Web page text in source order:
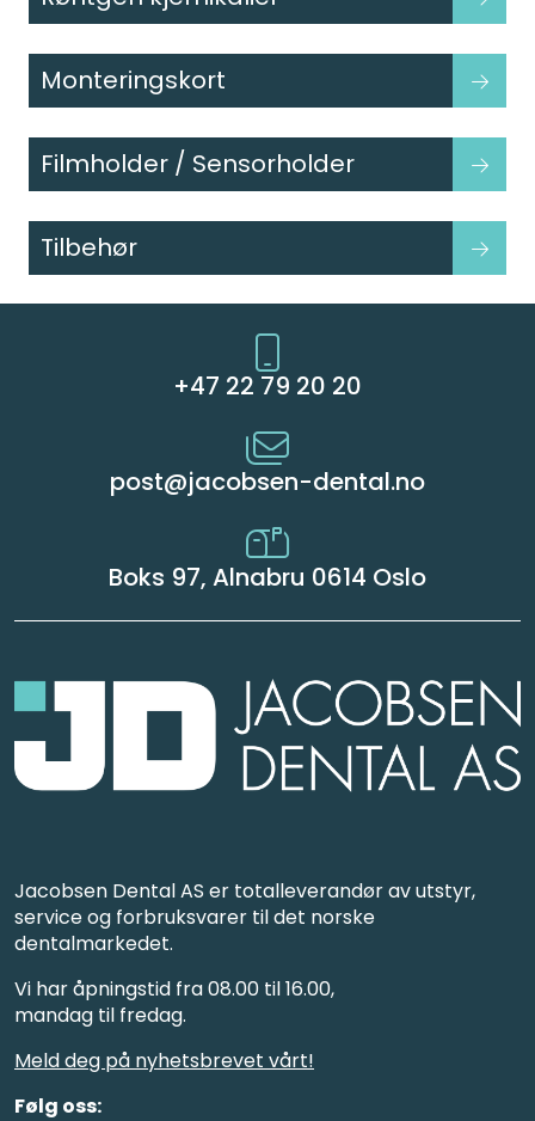
Monteringskort
Filmholder / Sensorholder
Tilbehør
+47 22 79 20 20
post@jacobsen-dental.no
Boks 97, Alnabru 0614 Oslo
Jacobsen Dental AS er totalleverandør av utstyr,
service og forbruksvarer til det norske
dentalmarkedet.
Vi har åpningstid fra 08.00 til 16.00,
mandag til fredag.
Meld deg på nyhetsbrevet vårt!
Følg oss:
Kurs
Hygiene